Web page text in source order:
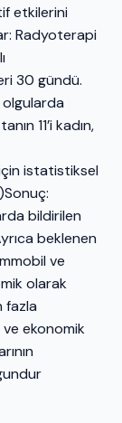
etkilerini
Radyoterapi
30 gündü.
olgularda
11’i kadın,
istatistiksel
bildirilen
beklenen
ve
olarak
fazla
ekonomik